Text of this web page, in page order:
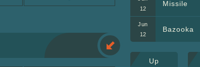
Up
Missile
Bazooka